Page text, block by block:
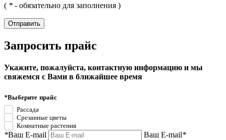
( * - обязательно для заполнения )
Запросить прайс
Укажите, пожалуйста, контактную информацию и мы
свяжемся с Вами в ближайшее время
*Выберите прайс
Рассада
Срезанные цветы
Комнатные растения
*Ваш E-mail Ваш E-mail*